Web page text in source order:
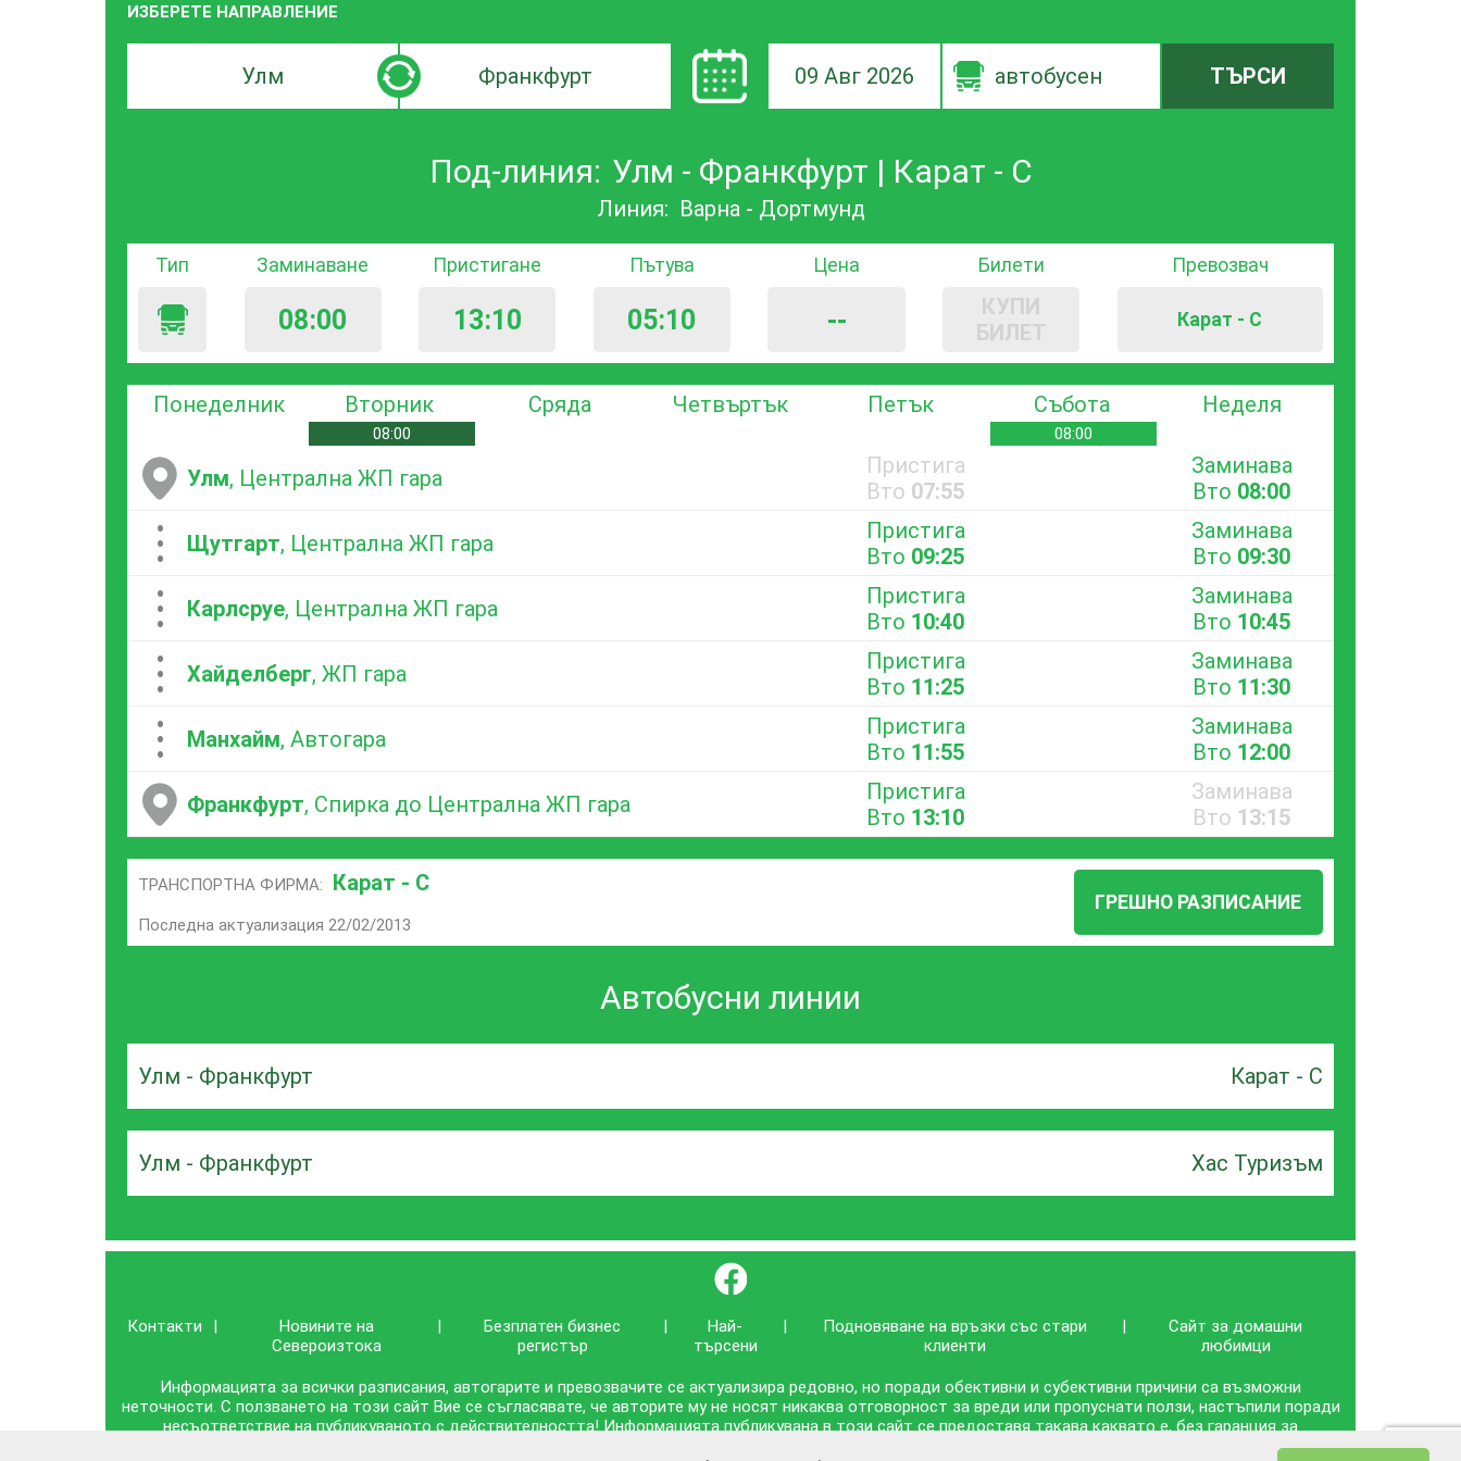
ИЗБЕРЕТЕ НАПРАВЛЕНИЕ
по
Търсачка
по
пристигане
09 Авг 2026 автобусен ТЪРСИ
Под-линия: Улм - Франкфурт | Карат - С
Линия: Варна - Дортмунд
Тип Заминаване
08:00
Пристигане
13:10
Пътува
05:10
Цена
--
Билети
КУПИ
БИЛЕТ
Превозвач
Карат - С
Понеделник Вторник
08:00
Сряда Четвъртък Петък Събота
08:00
Неделя
Улм, Централна ЖП гара
Пристига
Вто 07:55
Заминава
Вто 08:00
...Щутгарт, Централна ЖП гара
Пристига
Вто 09:25
Заминава
Вто 09:30
...Карлсруе, Централна ЖП гара
Пристига
Вто 10:40
Заминава
Вто 10:45
...Хайделберг, ЖП гара
Пристига
Вто 11:25
Заминава
Вто 11:30
...Манхайм, Автогара
Пристига
Вто 11:55
Заминава
Вто 12:00
Франкфурт, Спирка до Централна ЖП гара
Пристига
Вто 13:10
Заминава
Вто 13:15
ТРАНСПОРТНА ФИРМА: Карат - С
Последна актуализация 22/02/2013
ГРЕШНО РАЗПИСАНИЕ
Автобусни линии
Улм - Франкфурт Карат - С
Улм - Франкфурт Хас Туризъм
}
Контакти |
Новините на
Североизтока
|
Безплатен бизнес
регистър
|
Най-
търсени
|
Подновяване на връзки със стари
клиенти
|
Сайт за домашни
любимци
Информацията за всички разписания, автогарите и превозвачите се актуализира редовно, но поради обективни и субективни причини са възможни
неточности. С ползването на този сайт Вие се съгласявате, че авторите му не носят никаква отговорност за вреди или пропуснати ползи, настъпили поради
несъответствие на публикуваното с действителността! Информацията публикувана в този сайт се предоставя такава каквато е, без гаранция за